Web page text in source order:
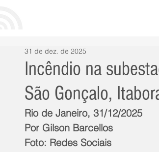
Incêndio na
São Gonçalo,
31 de dez. de 2025
Rio de Janeiro, 31/12/2025
Por Gilson Barcellos
Foto: Redes Sociais